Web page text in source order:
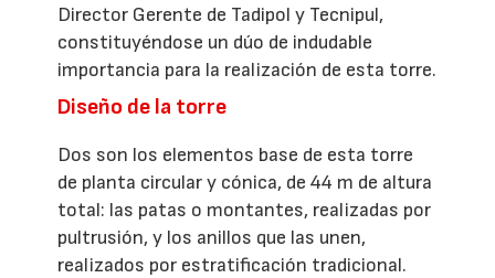
Director Gerente de Tadipol y Tecnipul,
constituyéndose un dúo de indudable
importancia para la realización de esta torre.
Diseño de la torre
Dos son los elementos base de esta torre
de planta circular y cónica, de 44 m de altura
total: las patas o montantes, realizadas por
pultrusión, y los anillos que las unen,
realizados por estratificación tradicional.